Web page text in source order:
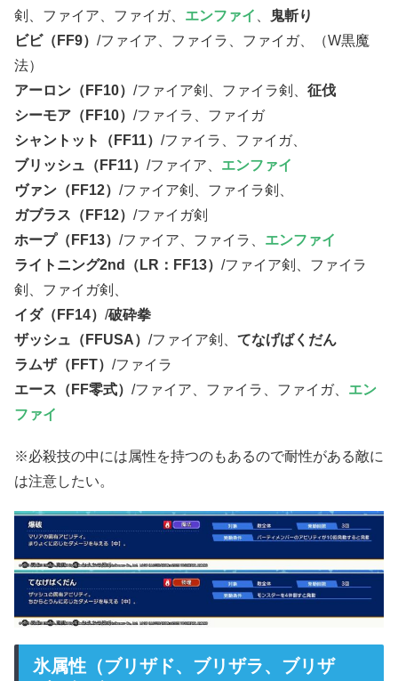
剣、ファイア、ファイガ、 エンファイ
鬼斬り
ビビ（FF9） /ファイア、ファイラ、ファイガ、（W黒魔
法）
アーロン（FF10） /ファイア剣、ファイラ剣、 征伐
シーモア（FF10） /ファイラ、ファイガ
シャントット（FF11） /ファイラ、ファイガ、
ブリッシュ（FF11） /ファイア、 エンファイ
ヴァン（FF12） /ファイア剣、ファイラ剣、
ガブラス（FF12） /ファイガ剣
ホープ（FF13） /ファイア、ファイラ、 エンファイ
ライトニング2nd（LR：FF13） /ファイア剣、ファイラ
剣、ファイガ剣、
イダ（FF14） /破砕拳
ザッシュ（FFUSA） /ファイア剣、 てなげばくだん
ラムザ（FFT） /ファイラ
エース（FF零式） /ファイア、ファイラ、ファイガ、 エン
ファイ
※必殺技の中には属性を持つのもあるので耐性がある敵に
は注意したい。
氷属性（ブリザド、ブリザラ、ブリザ